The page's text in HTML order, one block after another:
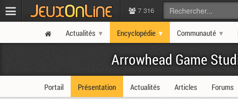
7 316
Actualités Encyclopédie Communauté
Arrowhead Game
Portail Présentation Actualités Articles Forums